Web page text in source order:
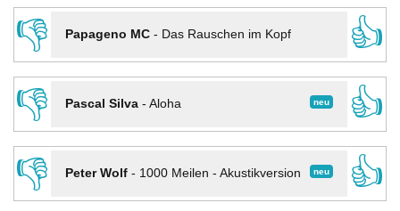
👎
Papageno MC- Das Rauschen im Kopf
👍
👎
neu
Pascal Silva- Aloha
👍
👎
neu
Peter Wolf- 1000 Meilen - Akustikversion
👍